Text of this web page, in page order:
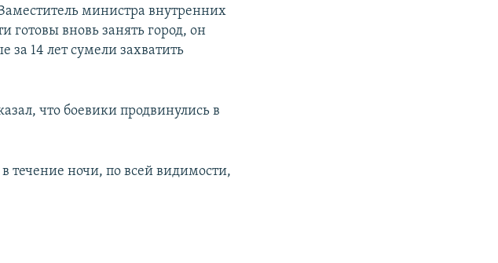
министра внутренних
готовы вновь занять город, он
14 лет сумели захватить
что боевики продвинулись в
течение ночи, по всей видимости,